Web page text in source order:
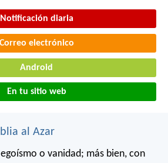
Notificación diaria
Correo electrónico
Android
En tu sitio web
al Azar
o vanidad; más bien, con